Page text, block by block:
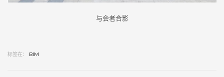
与会者合影
标签在： BIM